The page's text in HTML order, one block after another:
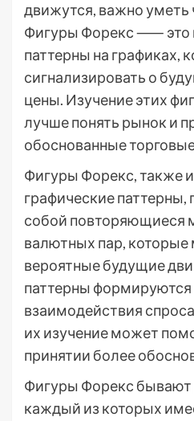
движутся, важно уметь
Фигуры Форекс ⸺ это
паттерны на графиках,
сигнализировать о
цены. Изучение этих
лучше понять рынок и
обоснованные
Фигуры Форекс, также
графические паттерны,
собой повторяющиеся
валютных пар, которые
вероятные будущие
паттерны формируются
взаимодействия
их изучение может
принятии более
Фигуры Форекс бывают
каждый из которых